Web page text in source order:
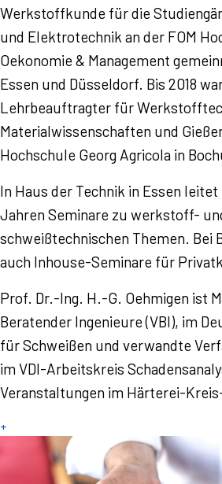
Werkstoffkunde für die
und Elektrotechnik an der FOM
Oekonomie & Management
Essen und Düsseldorf. Bis 2018
Lehrbeauftragter für
Materialwissenschaften und
Hochschule Georg Agricola in
In Haus der Technik in Essen
Jahren Seminare zu werkstoff-
schweißtechnischen Themen. Bei
auch Inhouse-Seminare für
Prof. Dr.-Ing. H.-G. Oehmigen ist
Beratender Ingenieure (VBI), im
für Schweißen und verwandte
im VDI-Arbeitskreis
Veranstaltungen im Härterei-
+